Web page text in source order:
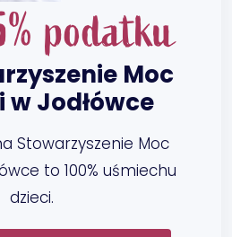
podatku
Moc
w Jodłówce
Stowarzyszenie Moc
to 100% uśmiechu
dzieci.